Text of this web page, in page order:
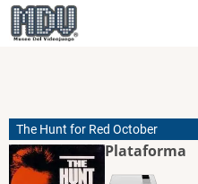
Pasar
al
The Hunt for Red October
Plataforma